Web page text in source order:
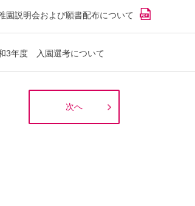
園説明会および願書配布について
3年度 入園選考について
次へ